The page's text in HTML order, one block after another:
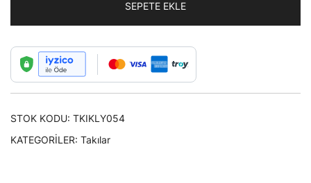
Kristal
Taşlı
Kolye
adet
SEPETE EKLE
STOK KODU: TKIKLY054
KATEGORILER: Takılar